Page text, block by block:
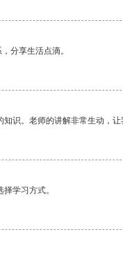
分享生活点滴。
识。老师的讲解非常生动，让
学习方式。